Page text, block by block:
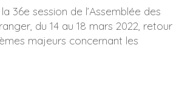
36e session de l’Assemblée des
du 14 au 18 mars 2022, retour
majeurs concernant les